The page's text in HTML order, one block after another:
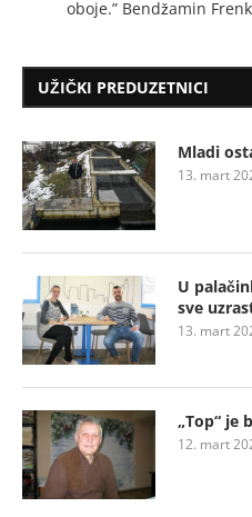
oboje.” Bendžamin
UŽIČKI PREDUZETNICI
Mladi
13. mart
U
sve
13. mart
„Top“ je
12. mart